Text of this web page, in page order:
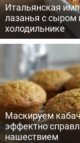
Итальянская
лазанья с сыром
холодильнике
Маскируем
эффектно
нашествием